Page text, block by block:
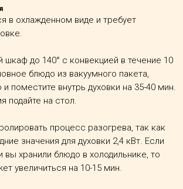
в охлажденном виде и требует
шкаф до 140° с конвекцией в течение 10
блюдо из вакуумного пакета,
поместите внутрь духовки на 35-40 мин.
подайте на стол.
процесс разогрева, так как
значения для духовки 2,4 кВт. Если
хранили блюдо в холодильнике, то
увеличиться на 10-15 мин.